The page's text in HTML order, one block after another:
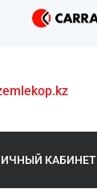
КАБИНЕТ